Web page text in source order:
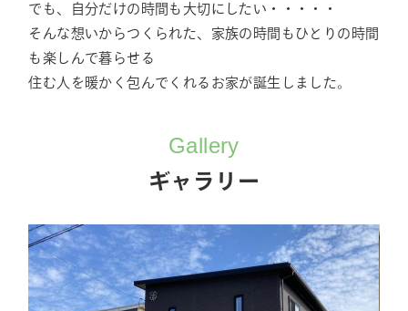
でも、自分だけの時間も大切にしたい・・・・・
そんな想いからつくられた、家族の時間もひとりの時間
も楽しんで暮らせる
住む人を暖かく包んでくれるお家が誕生しました。
Gallery
ギャラリー